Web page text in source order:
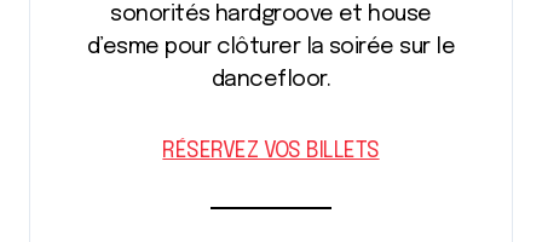
sonorités hardgroove et house
d’esme pour clôturer la soirée sur le
dancefloor.
RÉSERVEZ VOS BILLETS